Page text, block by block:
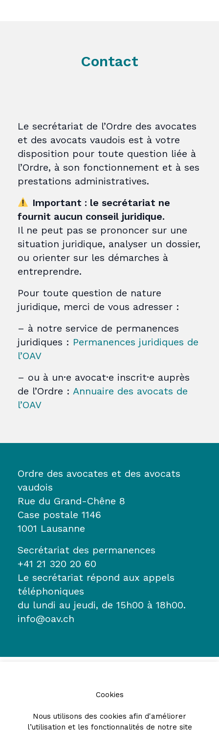
Contact
Le secrétariat de l’Ordre des avocates
et des avocats vaudois est à votre
disposition pour toute question liée à
l’Ordre, à son fonctionnement et à ses
prestations administratives.
Important : le secrétariat ne
fournit aucun conseil juridique.
Il ne peut pas se prononcer sur une
situation juridique, analyser un dossier,
ou orienter sur les démarches à
entreprendre.
Pour toute question de nature
juridique, merci de vous adresser :
– à notre service de permanences
juridiques : Permanences juridiques de
l’OAV
– ou à un·e avocat·e inscrit·e auprès
de l’Ordre : Annuaire des avocats de
l’OAV
Ordre des avocates et des avocats
vaudois
Rue du Grand-Chêne 8
Case postale 1146
1001 Lausanne
Secrétariat des permanences
+41 21 320 20 60
Le secrétariat répond aux appels
téléphoniques
du lundi au jeudi, de 15h00 à 18h00.
info@oav.ch
Cookies
Nous utilisons des cookies afin d'améliorer
l’utilisation et les fonctionnalités de notre site